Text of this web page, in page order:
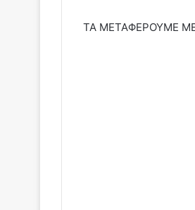
ΤΑ ΜΕΤΑΦΕΡΟΥΜΕ